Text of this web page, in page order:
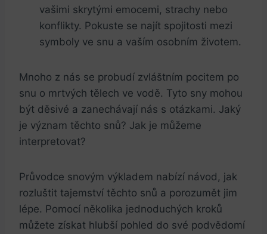
vašimi skrytými emocemi, strachy nebo
konflikty. Pokuste se najít spojitosti mezi
symboly ve snu a vaším osobním životem.
Mnoho z nás se probudí zvláštním pocitem po
snu o mrtvých tělech ve vodě. Tyto sny mohou
být děsivé a zanechávají nás s otázkami. Jaký
je význam těchto snů? Jak je můžeme
interpretovat?
Průvodce snovým výkladem nabízí návod, jak
rozluštit tajemství těchto snů a porozumět jim
lépe. Pomocí několika jednoduchých kroků
můžete získat hlubší pohled do své podvědomí